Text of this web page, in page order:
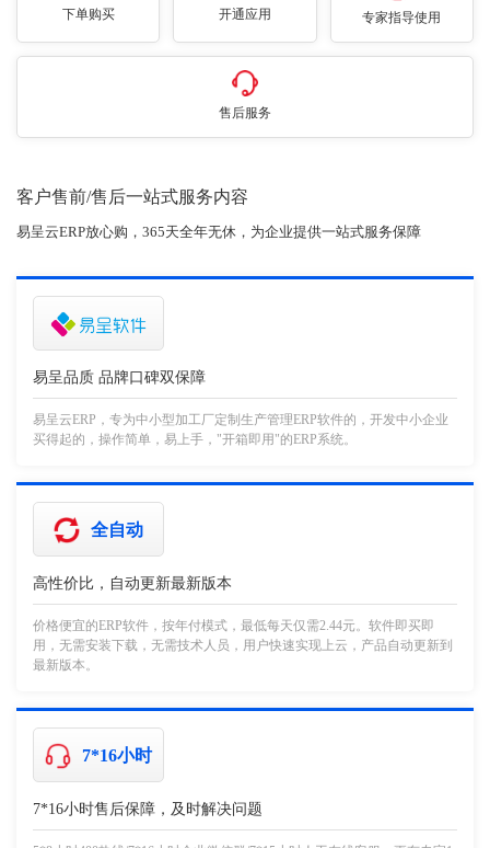
下单购买 开通应用 专家指导使用
售后服务
客户售前/售后一站式服务内容
易呈云ERP放心购，365天全年无休，为企业提供一站式服务保障
易呈品质 品牌口碑双保障
易呈云ERP，专为中小型加工厂定制生产管理ERP软件的，开发中小企业
买得起的，操作简单，易上手，"开箱即用"的ERP系统。
全自动
高性价比，自动更新最新版本
价格便宜的ERP软件，按年付模式，最低每天仅需2.44元。软件即买即
用，无需安装下载，无需技术人员，用户快速实现上云，产品自动更新到
最新版本。
7*16小时
7*16小时售后保障，及时解决问题